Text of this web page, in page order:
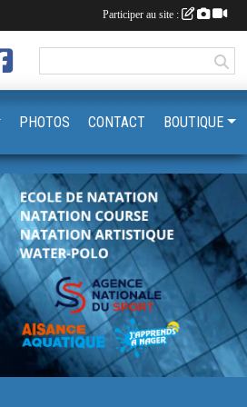
PHOTOS CONTACT BOUTIQUE
Participer au site :